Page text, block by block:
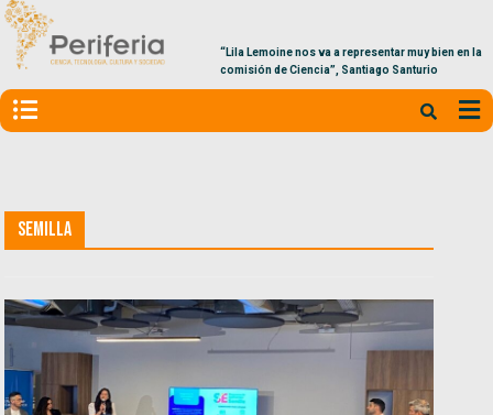
“Lila Lemoine nos va a representar muy bien en la
comisión de Ciencia”, Santiago Santurio
Semilla